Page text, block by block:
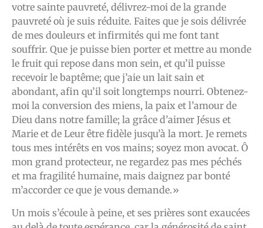
votre sainte pauvreté, délivrez-moi de la grande
pauvreté où je suis réduite. Faites que je sois délivrée
de mes douleurs et infirmités qui me font tant
souffrir. Que je puisse bien porter et mettre au monde
le fruit qui repose dans mon sein, et qu’il puisse
recevoir le baptême; que j’aie un lait sain et
abondant, afin qu’il soit longtemps nourri. Obtenez-
moi la conversion des miens, la paix et l’amour de
Dieu dans notre famille; la grâce d’aimer Jésus et
Marie et de Leur être fidèle jusqu’à la mort. Je remets
tous mes intérêts en vos mains; soyez mon avocat. Ô
mon grand protecteur, ne regardez pas mes péchés
et ma fragilité humaine, mais daignez par bonté
m’accorder ce que je vous demande.»
Un mois s’écoule à peine, et ses prières sont exaucées